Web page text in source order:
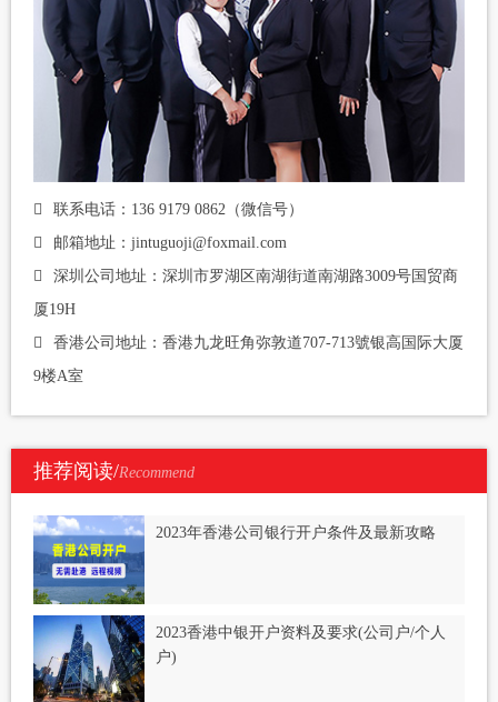
联系电话：136 9179 0862（微信号）
邮箱地址：jintuguoji@foxmail.com
深圳公司地址：深圳市罗湖区南湖街道南湖路3009号国贸商
厦19H
香港公司地址：香港九龙旺角弥敦道707-713號银高国际大厦
9楼A室
推荐阅读/Recommend
2023年香港公司银行开户条件及最新攻略
2023香港中银开户资料及要求(公司户/个人
户)